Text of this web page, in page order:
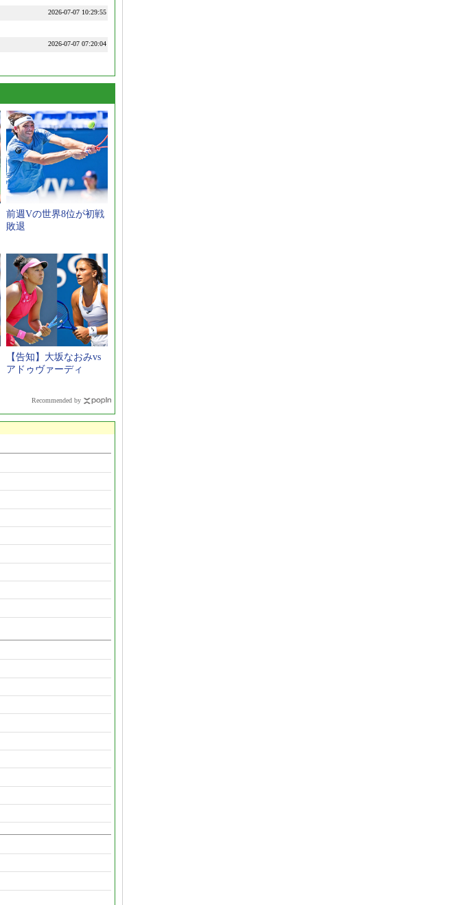
2026-07-07 10:29:55
2026-07-07 07:20:04
前週Vの世界8位が初戦
敗退
【告知】大坂なおみvs
アドゥヴァーディ
Recommended by